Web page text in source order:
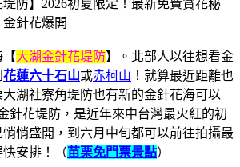
【大湖金針花堤防】。北部人以往想看金
花蓮六十石山或赤柯山 ！就算最近距離也
湖社寮角堤防也有新的金針花海可以
針花堤防，是近年來中台灣最火紅的初
悄盛開，到六月中旬都可以前往拍攝最
安排！（苗栗免門票景點）